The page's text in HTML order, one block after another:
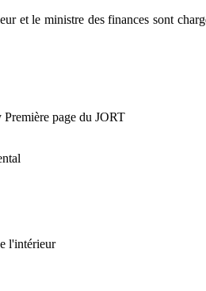
et le ministre des finances sont
page du JORT
l'intérieur